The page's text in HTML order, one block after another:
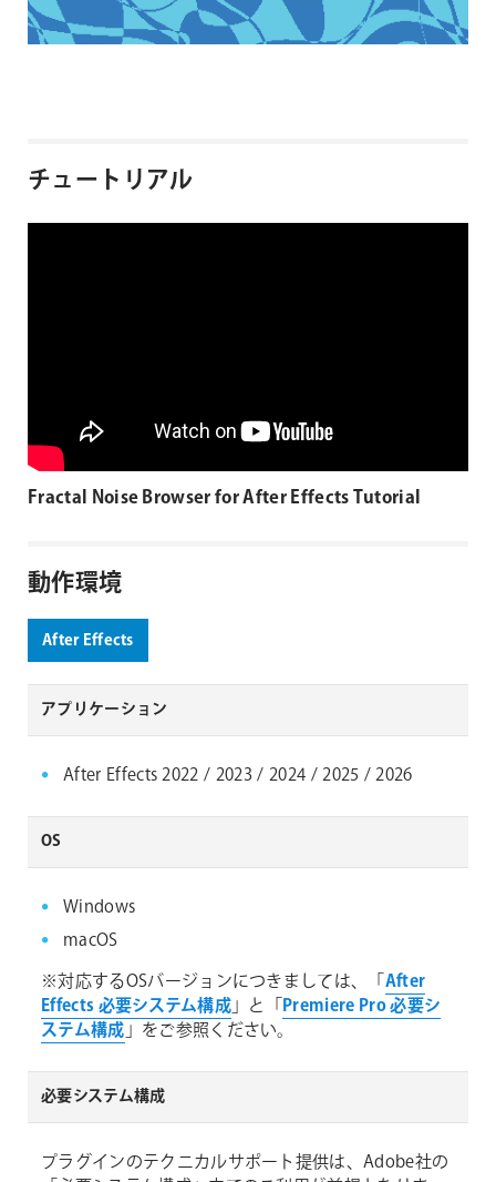
チュートリアル
Fractal Noise Browser for After Effects Tutorial
動作環境
After Effects
アプリケーション
After Effects 2022 / 2023 / 2024 / 2025 / 2026
OS
Windows
macOS
※対応するOSバージョンにつきましては、「After
Effects 必要システム構成」と「Premiere Pro 必要シ
ステム構成 」をご参照ください。
必要システム構成
プラグインのテクニカルサポート提供は、Adobe社の